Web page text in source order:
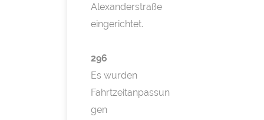
Alexanderstraße
eingerichtet.
296
Es wurden
Fahrtzeitanpassun
gen